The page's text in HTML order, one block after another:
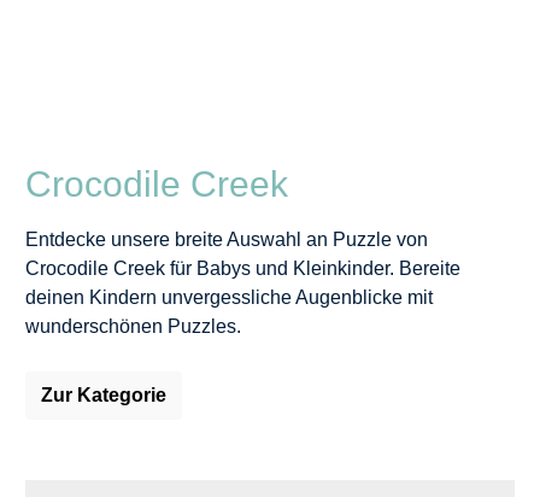
Crocodile Creek
Entdecke unsere breite Auswahl an Puzzle von
Crocodile Creek für Babys und Kleinkinder. Bereite
deinen Kindern unvergessliche Augenblicke mit
wunderschönen Puzzles.
Zur Kategorie